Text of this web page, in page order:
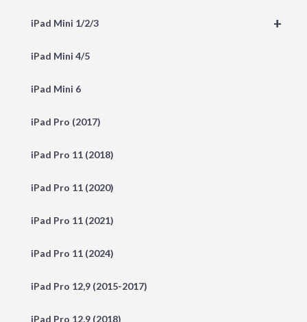
+
iPad Mini 1/2/3
iPad Mini 4/5
iPad Mini 6
iPad Pro (2017)
iPad Pro 11 (2018)
iPad Pro 11 (2020)
iPad Pro 11 (2021)
iPad Pro 11 (2024)
iPad Pro 12,9 (2015-2017)
iPad Pro 12,9 (2018)